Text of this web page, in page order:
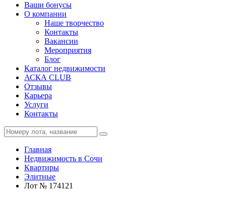
Ваши бонусы
О компании
Наше творчество
Контакты
Вакансии
Мероприятия
Блог
Каталог недвижимости
АСКА CLUB
Отзывы
Карьера
Услуги
Контакты
Главная
Недвижимость в Сочи
Квартиры
Элитные
Лот № 174121